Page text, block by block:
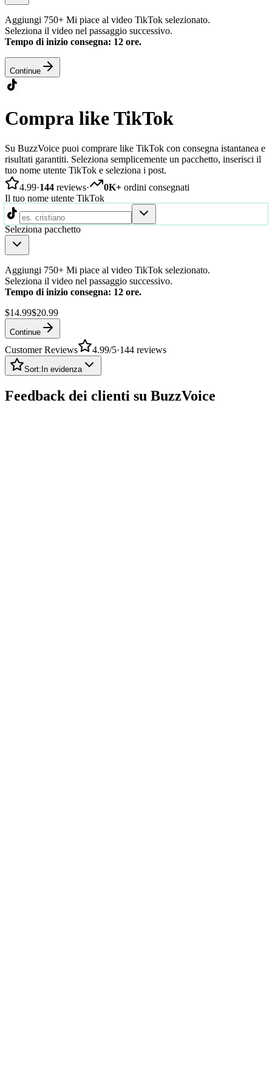
Aggiungi 750+ Mi piace al video TikTok selezionato.
Seleziona il video nel passaggio successivo.
Tempo di inizio consegna: 12 ore.
Continue
Compra like TikTok
Su BuzzVoice puoi comprare like TikTok con consegna istantanea e
risultati garantiti. Seleziona semplicemente un pacchetto, inserisci il
tuo nome utente TikTok e seleziona i post.
4.99·144 reviews· 0K+ ordini consegnati
Il tuo nome utente TikTok
Seleziona pacchetto
Aggiungi 750+ Mi piace al video TikTok selezionato.
Seleziona il video nel passaggio successivo.
Tempo di inizio consegna: 12 ore.
$14.99$20.99
Continue
Customer Reviews 4.99/5·144 reviews
Sort: In evidenza
Feedback dei clienti su BuzzVoice